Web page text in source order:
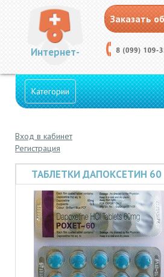
Интернет-
Аптека
Заказать
Категории
Вход в кабинет
Регистрация
ТАБЛЕТКИ ДАПОКСЕТИН 60